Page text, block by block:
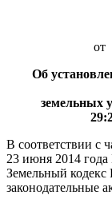
от
Об
земельных
В соответствии с
23 июня 2014
Земельный кодекс
законодательные